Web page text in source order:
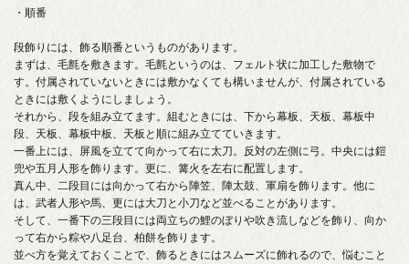
・順番
段飾りには、飾る順番というものがあります。
まずは、毛氈を敷きます。毛氈というのは、フェルト状に加工した敷物で
す。付属されていないときには敷かなくても構いませんが、付属されている
ときには敷くようにしましょう。
それから、段を組み立てます。組むときには、下から幕板、天板、幕板中
段、天板、幕板中板、天板と順に組み立てていきます。
一番上には、屏風を立てて向かって右に太刀。反対の左側に弓。中央には鎧
兜や五月人形を飾ります。更に、篝火を左右に配置します。
真ん中、二段目には向かって右から陣笠、陣太鼓、軍扇を飾ります。他に
は、武者人形や馬、更には大刀と小刀など並べることがあります。
そして、一番下の三段目には両立ちの鯉のぼりや吹き流しなどを飾り、向か
って右から粽や八足台、柏餅を飾ります。
並べ方を覚えておくことで、飾るときにはスムーズに飾れるので、悩むこと